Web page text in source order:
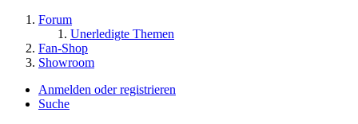
Forum
Unerledigte Themen
Fan-Shop
Showroom
Anmelden oder registrieren
Suche